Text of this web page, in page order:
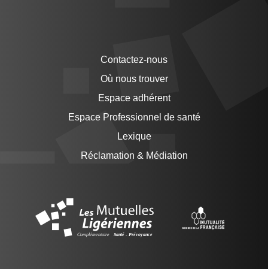
Contactez-nous
Où nous trouver
Espace adhérent
Espace Professionnel de santé
Lexique
Réclamation & Médiation